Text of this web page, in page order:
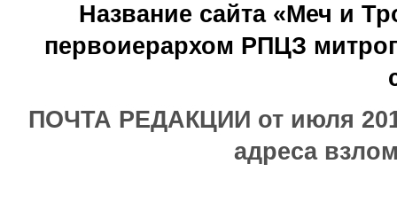
Название сайта «Меч и
первоиерархом РПЦЗ
ПОЧТА РЕДАКЦИИ от июля
адреса